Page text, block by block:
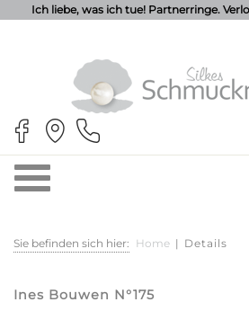
Ich liebe, was ich tue! Partnerringe.
Sie befinden sich hier: Home | Details
Ines Bouwen N°175